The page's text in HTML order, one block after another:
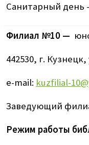
Санитарный день
Филиал №10 —
442530, г.
e-mail: kuzfilial-
Заведующий
Режим работы